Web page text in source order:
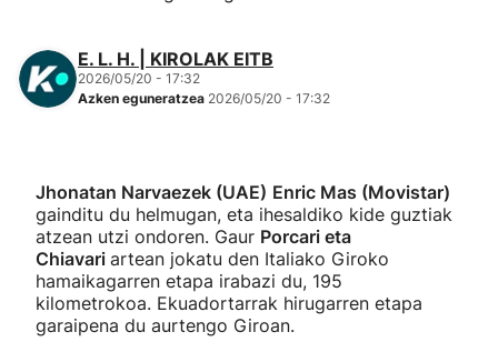
E. L. H. | KIROLAK EITB
2026/05/20 - 17:32
Azken eguneratzea 2026/05/20 - 17:32
Jhonatan Narvaezek (UAE) Enric Mas (Movistar)
gainditu du helmugan, eta ihesaldiko kide guztiak
atzean utzi ondoren. Gaur Porcari eta
Chiavari artean jokatu den Italiako Giroko
hamaikagarren etapa irabazi du, 195
kilometrokoa. Ekuadortarrak hirugarren etapa
garaipena du aurtengo Giroan.